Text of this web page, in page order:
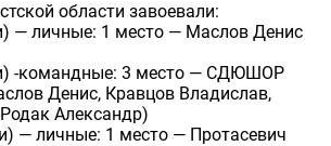
области завоевали:
— личные: 1 место — Маслов Денис
-командные: 3 место — СДЮШОР
Денис, Кравцов Владислав,
Александр)
— личные: 1 место — Протасевич